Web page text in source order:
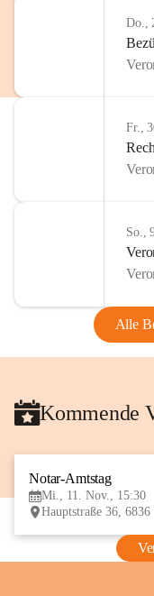
Do.,
Fr.,
So.,
Alle
Kommende
Notar-Amtstag
Mi., 11. Nov., 15:30
Hauptstraße 36,